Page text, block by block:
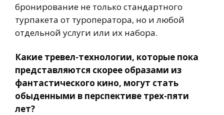
бронирование не только стандартного
турпакета от туроператора, но и любой
отдельной услуги или их набора.
Какие тревел-технологии, которые пока
представляются скорее образами из
фантастического кино, могут стать
обыденными в перспективе трех-пяти
лет?